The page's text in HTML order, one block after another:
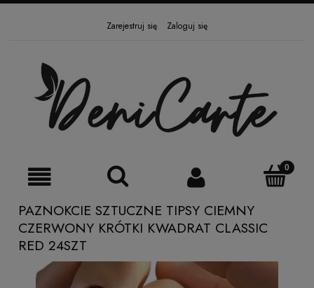
Zarejestruj się Zaloguj się
PAZNOKCIE SZTUCZNE TIPSY CIEMNY
CZERWONY KRÓTKI KWADRAT CLASSIC
RED 24SZT